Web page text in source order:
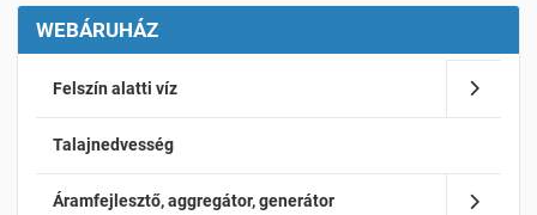
WEBÁRUHÁZ
Felszín alatti víz
Talajnedvesség
Áramfejlesztő, aggregátor, generátor